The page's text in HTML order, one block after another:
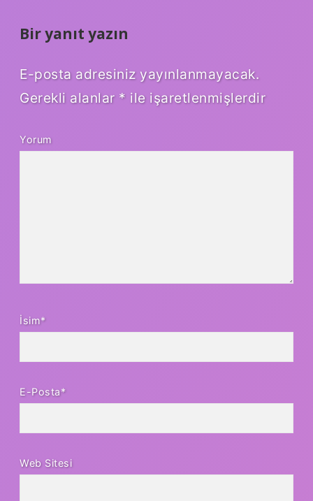
Bir yanıt yazın
E-posta adresiniz yayınlanmayacak.
Gerekli alanlar * ile işaretlenmişlerdir
Yorum
İsim*
E-Posta*
Web Sitesi